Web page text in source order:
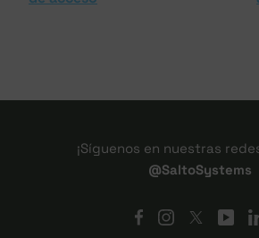
¡Síguenos en nuestras
@SaltoSystems